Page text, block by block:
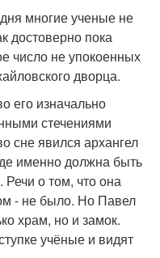
многие ученые не
достоверно пока
число не упокоенных
дворца.
его изначально
стечениями
сне явился архангел
именно должна быть
Речи о том, что она
- не было. Но Павел
храм, но и замок.
учёные и видят